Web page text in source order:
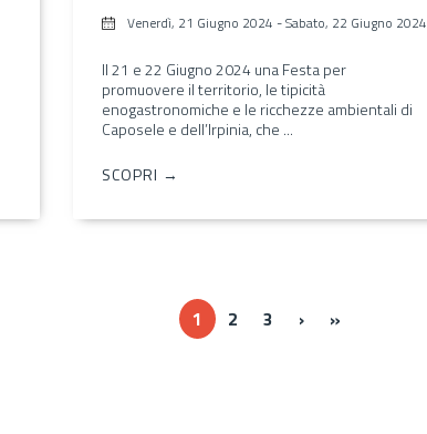
Venerdì, 21 Giugno 2024 -Sabato, 22 Giugno 2024
Il 21 e 22 Giugno 2024 una Festa per
promuovere il territorio, le tipicità
enogastronomiche e le ricchezze ambientali di
Caposele e dell’Irpinia, che ...
SCOPRI →
1 2 3 ››› »